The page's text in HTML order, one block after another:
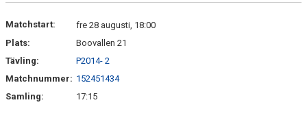
Matchstart:
fre 28 augusti, 18:00
Plats:
Boovallen 21
Tävling:
P2014- 2
Matchnummer: 152451434
Samling:
17:15